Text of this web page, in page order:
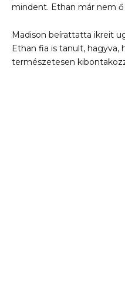
mindent. Ethan már nem ő
Madison beírattatta ikreit
Ethan fia is tanult, hagyva,
természetesen